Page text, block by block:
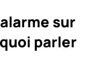
sur
parler